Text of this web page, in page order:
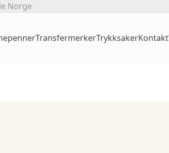
Norge
TransfermerkerTrykksakerKontakt